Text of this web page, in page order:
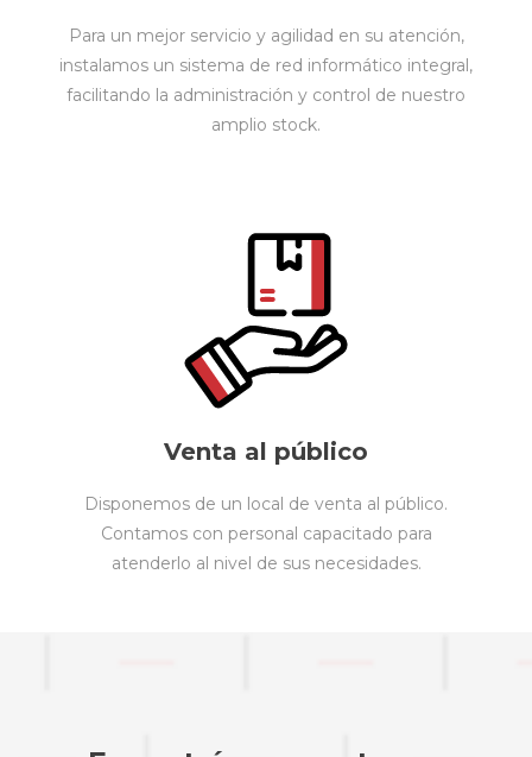
Para un mejor servicio y agilidad en su atención,
instalamos un sistema de red informático integral,
facilitando la administración y control de nuestro
amplio stock.
Venta al público
Disponemos de un local de venta al público.
Contamos con personal capacitado para
atenderlo al nivel de sus necesidades.